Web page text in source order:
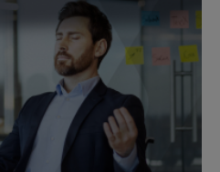
pour favoriser le bien-être